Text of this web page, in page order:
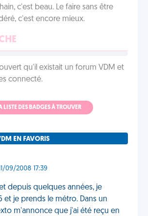
c'est beau. Le faire sans être
c'est encore mieux.
qu'il existait un forum VDM et
connecté.
LISTE DES BADGES À TROUVER
EN FAVORIS
09/2008 17:39
depuis quelques années, je
et je prends le métro. Dans un
m'annonce que j'ai été reçu en